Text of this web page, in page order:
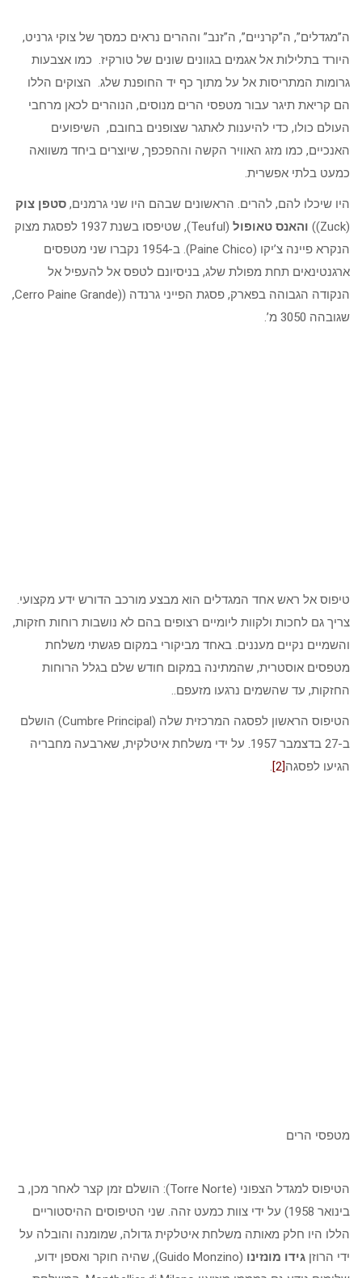
ה”מגדלים”, ה”קרניים”, ה”זנב” וההרים נראים כמסך של צוקי גרניט,
היורד בתלילות אל אגמים בגוונים שונים של טורקיז. כמו אצבעות
גרומות המתריסות אל על מתוך כף יד החופנת שלג. הצוקים הללו
הם קריאת תיגר עבור מטפסי הרים מנוסים, הנוהרים לכאן מרחבי
העולם כולו, כדי להיענות לאתגר שצופנים בחובם, השיפועים
האנכיים, כמו מזג האוויר הקשה וההפכפך, שיוצרים ביחד משוואה
כמעט בלתי אפשרית.
היו שיכלו להם, להרים. הראשונים שבהם היו שני גרמנים, סטפן צוק
(Zuck))
והאנס טאופול
(Teuful), שטיפסו בשנת 1937 לפסגת מצוק
הנקרא פיינה צ’יקו (Paine Chico). ב-1954 נקברו שני מטפסים
ארגנטינאים תחת מפולת שלג, בניסיונם לטפס אל להעפיל אל
הנקודה הגבוהה בפארק, פסגת הפייני גרנדה ((Cerro Paine Grande,
שגובהה 3050 מ’.
טיפוס אל ראש אחד המגדלים הוא מבצע מורכב הדורש ידע מקצועי.
צריך גם לחכות ולקוות ליומיים רצופים בהם לא נושבות רוחות חזקות,
והשמיים נקיים מעננים. באחד מביקורי במקום פגשתי משלחת
מטפסים אוסטרית, שהמתינה במקום חודש שלם בגלל הרוחות
החזקות, עד שהשמים נרגעו מזעפם..
הטיפוס הראשון לפסגה המרכזית שלה (Cumbre Principal) הושלם
ב-27 בדצמבר 1957. על ידי משלחת איטלקית, שארבעה מחבריה
הגיעו לפסגה[2]
.
מטפסי הרים
הטיפוס למגדל הצפוני (Torre Norte): הושלם זמן קצר לאחר מכן, ב
בינואר 1958) על ידי צוות כמעט זהה. שני הטיפוסים ההיסטוריים
הללו היו חלק מאותה משלחת איטלקית גדולה, שמומנה והובלה על
ידי הרוזן גידו מונזינו
(Guido Monzino), שהיה חוקר ואספן ידוע,